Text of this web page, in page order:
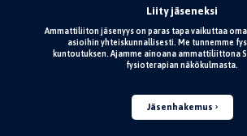
Liity jäseneksi
Ammattiliiton jäsenyys on paras tapa vaikuttaa
asioihin yhteiskunnallisesti. Me tunnemme
kuntoutuksen. Ajamme ainoana ammattiliittona
fysioterapian näkökulmasta.
Jäsenhakemus